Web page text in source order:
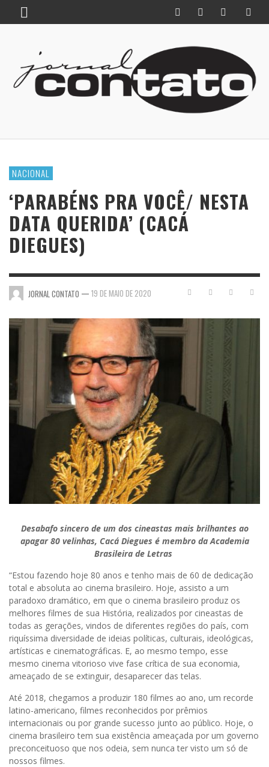
NACIONAL
‘PARABÉNS PRA VOCÊ/ NESTA
DATA QUERIDA’ (CACÁ
DIEGUES)
JORNAL CONTATO — 19 DE MAIO DE 2020
Desabafo sincero de um dos cineastas mais brilhantes ao
apagar 80 velinhas, Cacá Diegues é membro da Academia
Brasileira de Letras
“Estou fazendo hoje 80 anos e tenho mais de 60 de dedicação
total e absoluta ao cinema brasileiro. Hoje, assisto a um
paradoxo dramático, em que o cinema brasileiro produz os
melhores filmes de sua História, realizados por cineastas de
todas as gerações, vindos de diferentes regiões do país, com
riquíssima diversidade de ideias políticas, culturais, ideológicas,
artísticas e cinematográficas. E, ao mesmo tempo, esse
mesmo cinema vitorioso vive fase crítica de sua economia,
ameaçado de se extinguir, desaparecer das telas.
Até 2018, chegamos a produzir 180 filmes ao ano, um recorde
latino-americano, filmes reconhecidos por prêmios
internacionais ou por grande sucesso junto ao público. Hoje, o
cinema brasileiro tem sua existência ameaçada por um governo
preconceituoso que nos odeia, sem nunca ter visto um só de
nossos filmes.